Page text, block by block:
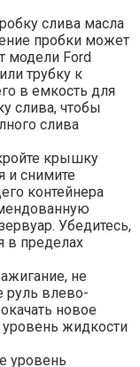
слива масла
пробки может
модели Ford
трубку к
в емкость для
слива, чтобы
слива
крышку
и снимите
контейнера
Убедитесь,
в пределах
не
руль влево-
новое
уровень жидкости
уровень